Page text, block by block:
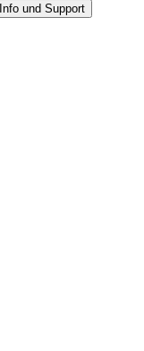
Info und Support